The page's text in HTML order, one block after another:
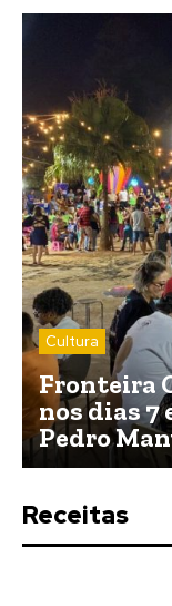
Cultura
Fronteira
nos dias 7
Pedro
Receitas